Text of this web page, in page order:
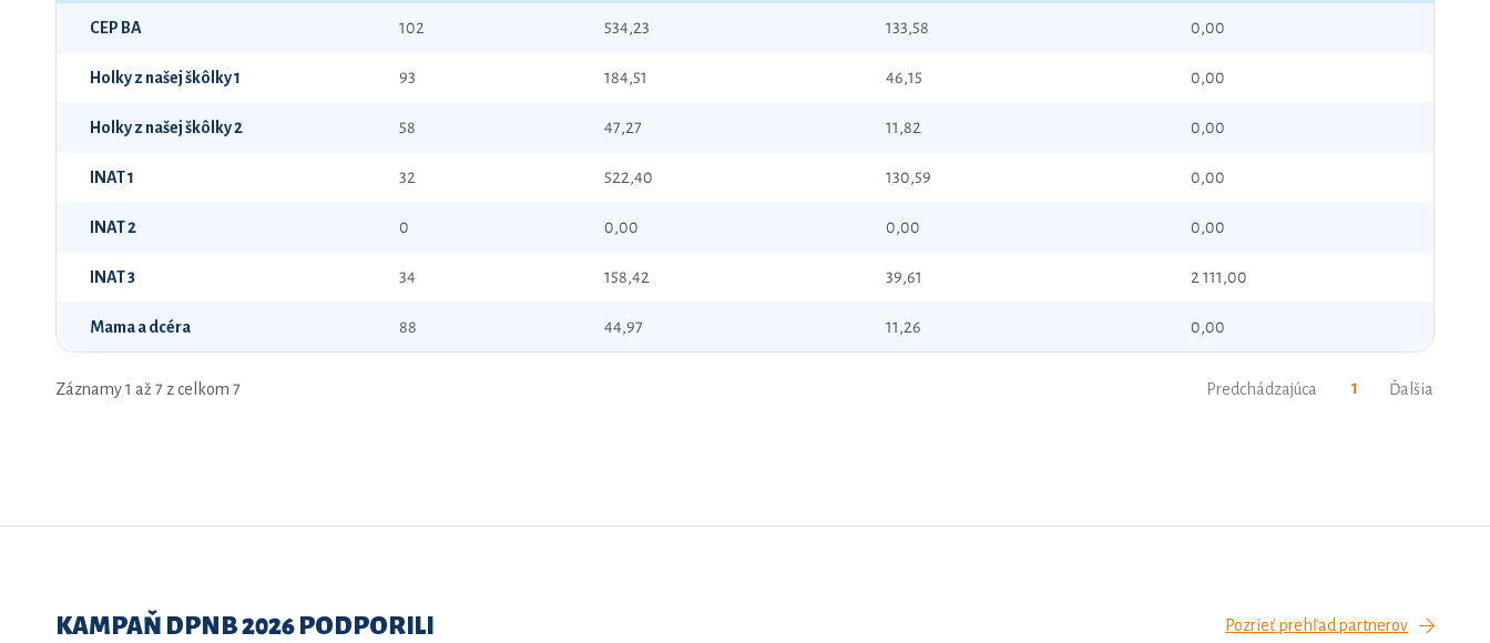
CEP BA 102 534,23 133,58 0,00
Holky z našej škôlky 1 93 184,51 46,15 0,00
Holky z našej škôlky 2 58 47,27 11,82 0,00
INAT 1 32 522,40 130,59 0,00
INAT 2 0 0,00 0,00 0,00
INAT 3 34 158,42 39,61 2 111,00
Mama a dcéra 88 44,97 11,26 0,00
Záznamy 1 až 7 z celkom 7 Predchádzajúca 1 Ďalšia
KAMPAŇ DPNB 2026 PODPORILI Pozrieť prehľad partnerov